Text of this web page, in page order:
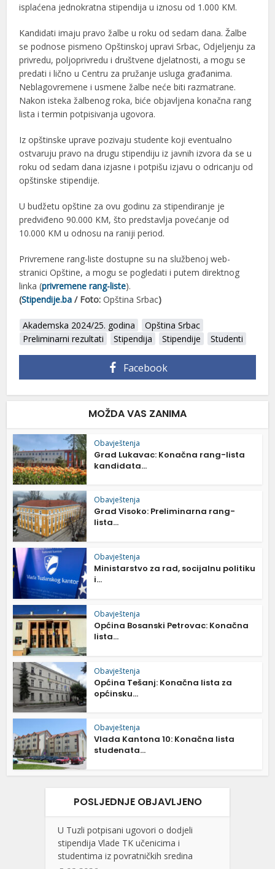
isplaćena jednokratna stipendija u iznosu od 1.000 KM.
Kandidati imaju pravo žalbe u roku od sedam dana. Žalbe
se podnose pismeno Opštinskoj upravi Srbac, Odjeljenju za
privredu, poljoprivredu i društvene djelatnosti, a mogu se
predati i lično u Centru za pružanje usluga građanima.
Neblagovremene i usmene žalbe neće biti razmatrane.
Nakon isteka žalbenog roka, biće objavljena konačna rang
lista i termin potpisivanja ugovora.
Iz opštinske uprave pozivaju studente koji eventualno
ostvaruju pravo na drugu stipendiju iz javnih izvora da se u
roku od sedam dana izjasne i potpišu izjavu o odricanju od
opštinske stipendije.
U budžetu opštine za ovu godinu za stipendiranje je
predviđeno 90.000 KM, što predstavlja povećanje od
10.000 KM u odnosu na raniji period.
Privremene rang-liste dostupne su na službenoj web-
stranici Opštine, a mogu se pogledati i putem direktnog
linka (privremene rang-liste).
(Stipendije.ba / Foto:Opština Srbac)
Akademska 2024/25. godina
Opština Srbac
Preliminarni rezultati
Stipendija Stipendije Studenti
Facebook
MOŽDA VAS ZANIMA
Obavještenja
Grad Lukavac: Konačna rang-lista
kandidata...
Obavještenja
Grad Visoko: Preliminarna rang-
lista...
Obavještenja
Ministarstvo za rad, socijalnu politiku
i...
Obavještenja
Općina Bosanski Petrovac: Konačna
lista...
Obavještenja
Općina Tešanj: Konačna lista za
općinsku...
Obavještenja
Vlada Kantona 10: Konačna lista
studenata...
POSLJEDNJE OBJAVLJENO
U Tuzli potpisani ugovori o dodjeli
stipendija Vlade TK učenicima i
studentima iz povratničkih sredina